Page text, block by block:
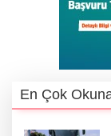
En Çok